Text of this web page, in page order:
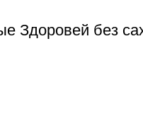
Здоровей без